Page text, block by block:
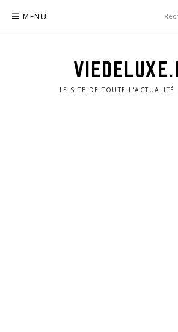
MENU
LE SITE DE TOUTE L'ACTUALITÉ